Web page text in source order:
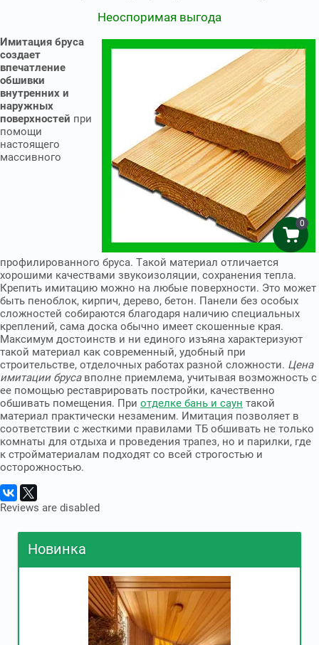
0
Неоспоримая выгода
Имитация бруса
создает
впечатление
обшивки
внутренних и
наружных
поверхностей при
помощи
настоящего
массивного
профилированного бруса. Такой материал отличается
хорошими качествами звукоизоляции, сохранения тепла.
Крепить имитацию можно на любые поверхности. Это может
быть пеноблок, кирпич, дерево, бетон. Панели без особых
сложностей собираются благодаря наличию специальных
креплений, сама доска обычно имеет скошенные края.
Максимум достоинств и ни единого изъяна характеризуют
такой материал как современный, удобный при
строительстве, отделочных работах разной сложности. Цена
имитации брусавполне приемлема, учитывая возможность с
ее помощью реставрировать постройки, качественно
обшивать помещения. При отделке бань и саун такой
материал практически незаменим. Имитация позволяет в
соответствии с жесткими правилами ТБ обшивать не только
комнаты для отдыха и проведения трапез, но и парилки, где
к стройматериалам подходят со всей строгостью и
осторожностью.
Reviews are disabled
Новинка